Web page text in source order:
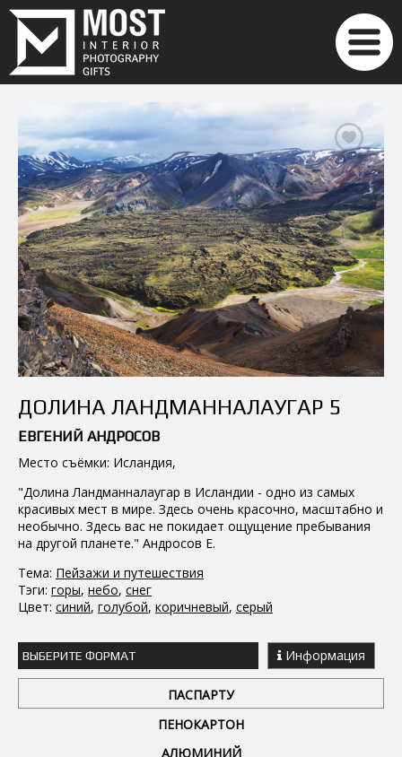
ДОЛИНА ЛАНДМАННАЛАУГАР 5
ЕВГЕНИЙ АНДРОСОВ
Место съёмки: Исландия,
"Долина Ландманналаугар в Исландии - одно из самых
красивых мест в мире. Здесь очень красочно, масштабно и
необычно. Здесь вас не покидает ощущение пребывания
на другой планете." Андросов Е.
Тема: Пейзажи и путешествия
Тэги: горы, небо, снег
Цвет: синий, голубой, коричневый, серый
ВЫБЕРИТЕ ФОРМАТ Информация
ПАСПАРТУ
ПЕНОКАРТОН
АЛЮМИНИЙ